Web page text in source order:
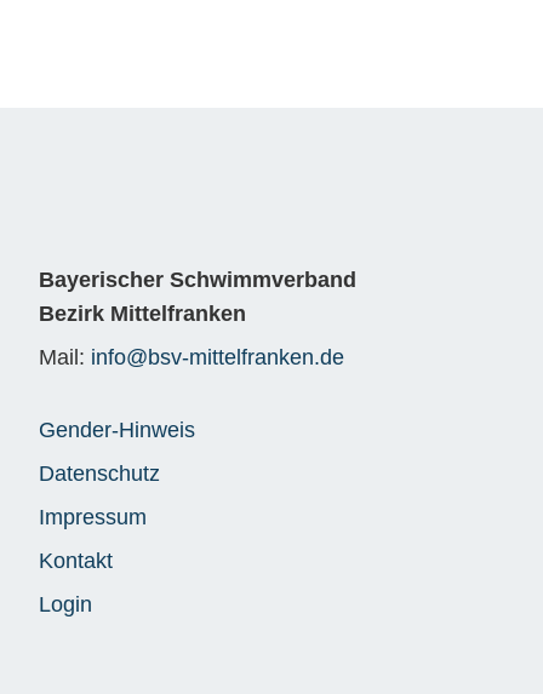
Bayerischer Schwimmverband
Bezirk Mittelfranken
Mail: info@bsv-mittelfranken.de
Gender-Hinweis
Datenschutz
Impressum
Kontakt
Login